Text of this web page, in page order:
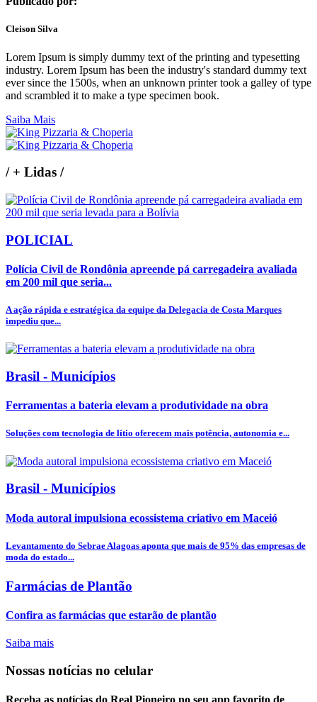
Cleison Silva
Lorem Ipsum is simply dummy text of the printing and typesetting
industry. Lorem Ipsum has been the industry's standard dummy text
ever since the 1500s, when an unknown printer took a galley of type
and scrambled it to make a type specimen book.
Saiba Mais
/+ Lidas /
POLICIAL
Polícia Civil de Rondônia apreende pá carregadeira avaliada
em 200 mil que seria...
A ação rápida e estratégica da equipe da Delegacia de Costa Marques
impediu que...
Brasil - Municípios
Ferramentas a bateria elevam a produtividade na obra
Soluções com tecnologia de lítio oferecem mais potência, autonomia e...
Brasil - Municípios
Moda autoral impulsiona ecossistema criativo em Maceió
Levantamento do Sebrae Alagoas aponta que mais de 95% das empresas de
moda do estado...
Farmácias de Plantão
Confira as farmácias que estarão de plantão
Saiba mais
Nossas notícias no celular